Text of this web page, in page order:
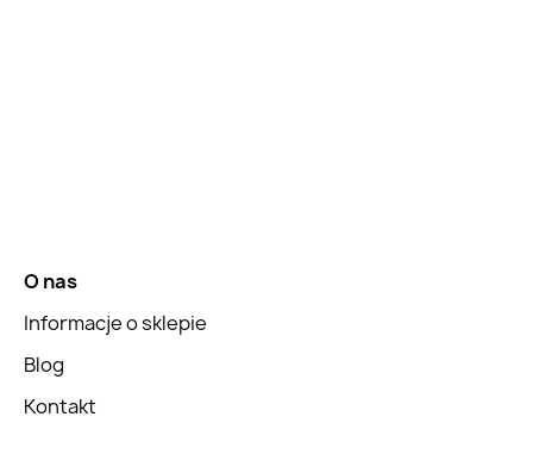
O nas
Informacje o sklepie
Blog
Kontakt